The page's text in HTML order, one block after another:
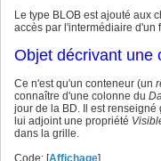
27
28
30
32
33
34
35
36
37
38
procedure
function
function
function
public
constructor
constructor
constructor
destructor
procedure
// nouvelles
17
18
20
22
23
24
25
26
28
// on préserve la
if not Assigned(
    FCol:=-
1;
end
end;
constructor
begin
inherited
Le type BLOB est ajouté aux
accès par l'intermédiaire d'un
Objet décrivant une
Ce n'est qu'un conteneur (un
connaître d'une colonne du
jour de la BD. Il est
lui adjoint une propriété
dans la grille.
Code: [Affichage]